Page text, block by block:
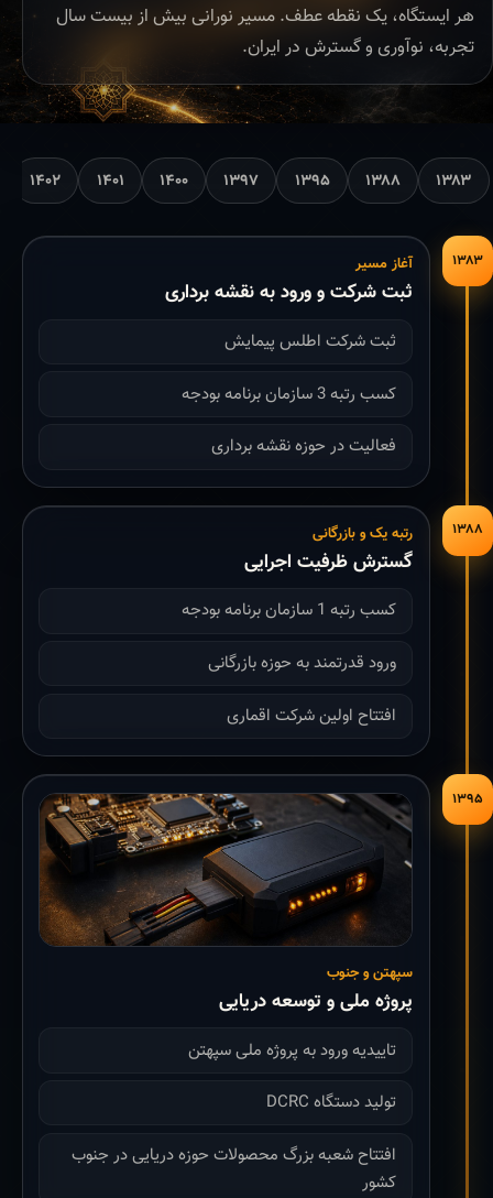
هر ایستگاه، یک نقطه عطف. مسیر نورانی بیش از بیست سال
تجربه، نوآوری و گسترش در ایران.
۱۳۸۳ ۱۳۸۸ ۱۳۹۵ ۱۳۹۷ ۱۴۰۰ ۱۴۰۱ ۱۴۰۲
۱۳۸۳ آغاز مسیر
ثبت شرکت و ورود به نقشه برداری
ثبت شرکت اطلس پیمایش
کسب رتبه 3 سازمان برنامه بودجه
فعالیت در حوزه نقشه برداری
۱۳۸۸ رتبه یک و بازرگانی
گسترش ظرفیت اجرایی
کسب رتبه 1 سازمان برنامه بودجه
ورود قدرتمند به حوزه بازرگانی
افتتاح اولین شرکت اقماری
۱۳۹۵
سپهتن و جنوب
پروژه ملی و توسعه دریایی
تاییدیه ورود به پروژه ملی سپهتن
تولید دستگاه DCRC
افتتاح شعبه بزرگ محصولات حوزه دریایی در جنوب
کشور